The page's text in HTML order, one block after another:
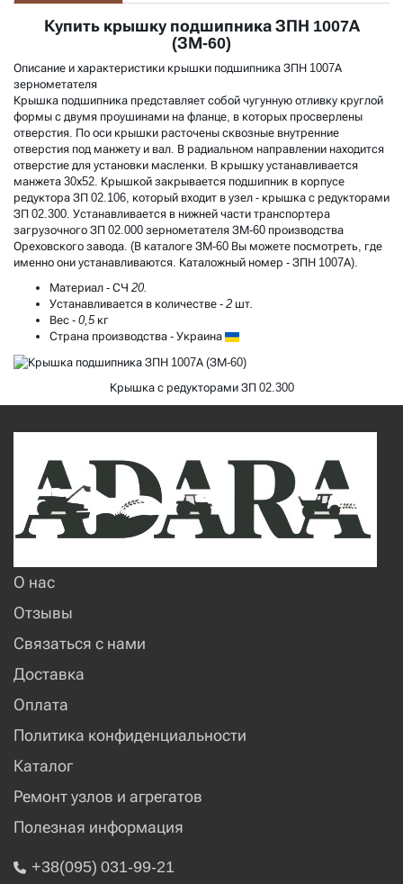
Купить крышку подшипника ЗПН 1007А
(ЗМ-60)
Описание и характеристики крышки подшипника ЗПН 1007А
зернометателя
Крышка подшипника представляет собой чугунную отливку круглой
формы с двумя проушинами на фланце, в которых просверлены
отверстия. По оси крышки расточены сквозные внутренние
отверстия под манжету и вал. В радиальном направлении находится
отверстие для установки масленки. В крышку устанавливается
манжета 30х52. Крышкой закрывается подшипник в корпусе
редуктора ЗП 02.106, который входит в узел - крышка с редукторами
ЗП 02.300. Устанавливается в нижней части транспортера
загрузочного ЗП 02.000 зернометателя ЗМ-60 производства
Ореховского завода. (В каталоге ЗМ-60 Вы можете посмотреть, где
именно они устанавливаются. Каталожный номер - ЗПН 1007А).
Материал - СЧ 20.
Устанавливается в количестве - 2 шт.
Вес - 0,5 кг
Страна производства - Украина
Крышка с редукторами ЗП 02.300
О нас
Отзывы
Связаться с нами
Доставка
Оплата
Политика конфиденциальности
Каталог
Ремонт узлов и агрегатов
Полезная информация
+38(095) 031-99-21